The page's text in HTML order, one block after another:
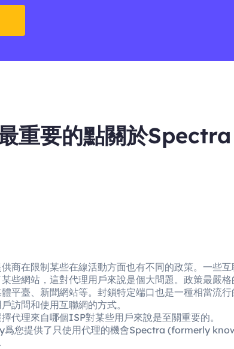
重要的點關於
商在限制某些在線活動方面也有不同的政策。一些互
些網站，這對代理用戶來說是個大問題。政策最嚴格
平臺、新聞網站等。封鎖特定端口也是一種相當流行
訪問和使用互聯網的方式。
代理來自哪個ISP對某些用戶來說是至關重要的。
您提供了只使用代理的機會Spectra (formerly